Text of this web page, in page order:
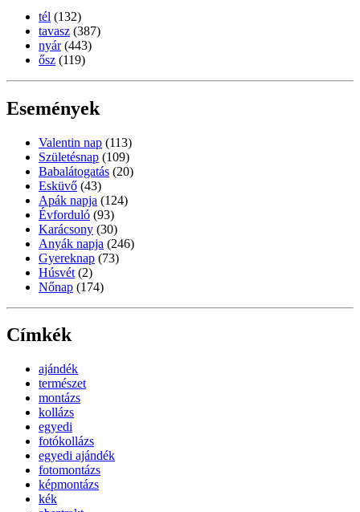
tél (132)
tavasz (387)
nyár (443)
ősz (119)
Események
Valentin nap (113)
Születésnap (109)
Babalátogatás (20)
Esküvő (43)
Apák napja (124)
Évforduló (93)
Karácsony (30)
Anyák napja (246)
Gyereknap (73)
Húsvét (2)
Nőnap (174)
Címkék
ajándék
természet
montázs
kollázs
egyedi
fotókollázs
egyedi ajándék
fotomontázs
képmontázs
kék